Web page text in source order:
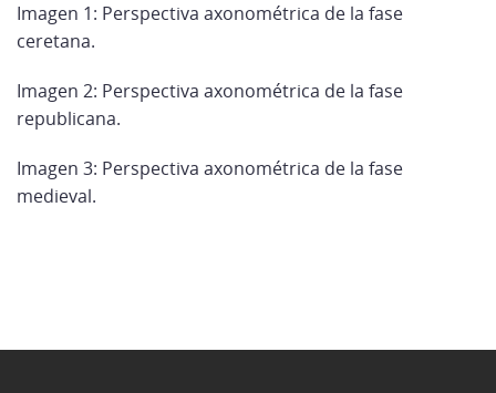
Imagen 1: Perspectiva axonométrica de la fase
ceretana.
Imagen 2: Perspectiva axonométrica de la fase
republicana.
Imagen 3: Perspectiva axonométrica de la fase
medieval.